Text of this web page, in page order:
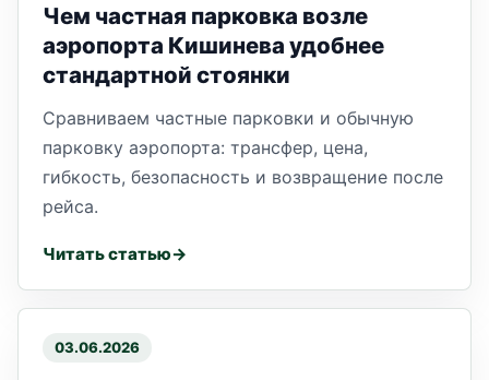
Чем частная парковка возле
аэропорта Кишинева удобнее
стандартной стоянки
Сравниваем частные парковки и обычную
парковку аэропорта: трансфер, цена,
гибкость, безопасность и возвращение после
рейса.
Читать статью
03.06.2026